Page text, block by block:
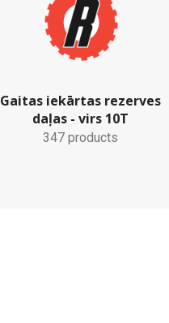
Gaitas iekārtas rezerves
daļas - virs 10T
347 products